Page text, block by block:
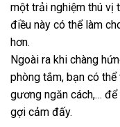
một trải nghiệm thú vị
điều này có thể làm
hơn.
Ngoài ra khi chàng
phòng tắm, bạn có
gương ngăn cách,…
gợi cảm đấy.